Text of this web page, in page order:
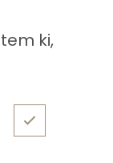
11 g
6 g
ki,